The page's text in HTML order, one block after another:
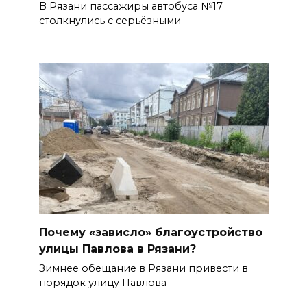
В Рязани пассажиры автобуса №17
столкнулись с серьёзными
Почему «зависло» благоустройство
улицы Павлова в Рязани?
Зимнее обещание в Рязани привести в
порядок улицу Павлова